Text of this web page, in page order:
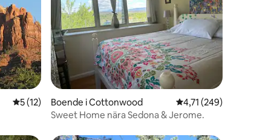
5 av 5 i genomsnittligt betyg, 12 omdömen
5 (12)
Boende i Cottonwood 4,71 av 5 i
4,71 (249)
Sweet Home nära Sedona & Jerome.